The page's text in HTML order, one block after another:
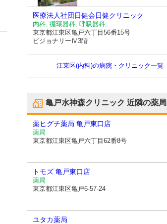
医療法人社団日健会日健クリニック
内科, 循環器科, 呼吸器科, ...
東京都江東区亀戸六丁目56番15号
ビジョナリーⅣ3階
江東区(内科)の病院・クリニック一覧
亀戸水神森クリニック 近隣の薬局
薬ヒグチ薬局 亀戸東口店
薬局
東京都江東区亀戸六丁目62番8号
トモズ 亀戸東口店
薬局
東京都江東区亀戸6-57-24
ユタカ薬局